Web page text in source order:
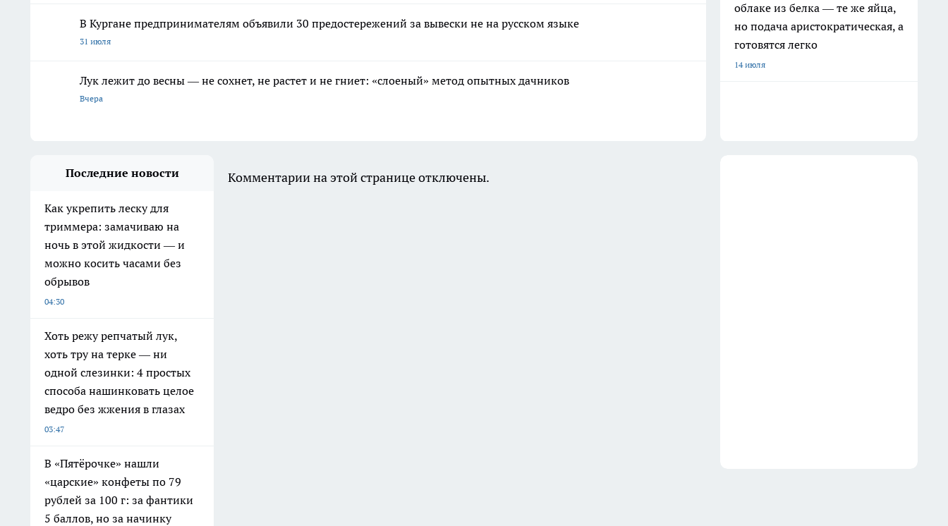
В Кургане предпринимателям объявили 30 предостережений за вывески не на русском языке
31 июля
Лук лежит до весны — не сохнет, не растет и не гниет: «слоеный» метод опытных дачников
Вчера
облаке из белка — те же яйца,
но подача аристократическая, а
готовятся легко
14 июля
Последние новости
Как укрепить леску для
триммера: замачиваю на
ночь в этой жидкости — и
можно косить часами без
обрывов
04:30
Хоть режу репчатый лук,
хоть тру на терке — ни
одной слезинки: 4 простых
способа нашинковать целое
ведро без жжения в глазах
03:47
В «Пятёрочке» нашли
«царские» конфеты по 79
рублей за 100 г: за фантики
5 баллов, но за начинку
Комментарии на этой странице отключены.